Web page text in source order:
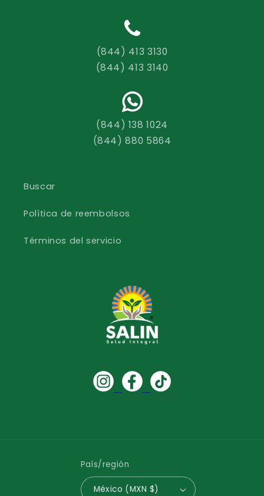
(844) 413 3130
(844) 413 3140
(844) 138 1024
(844) 880 5864
Buscar
Política de reembolsos
Términos del servicio
País/región
México (MXN $)